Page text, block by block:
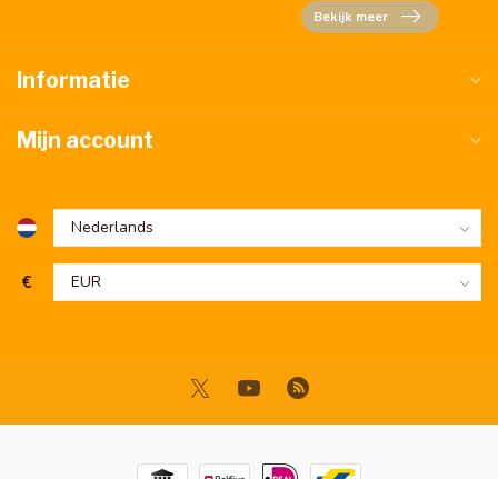
Bekijk meer
Informatie
Mijn account
€